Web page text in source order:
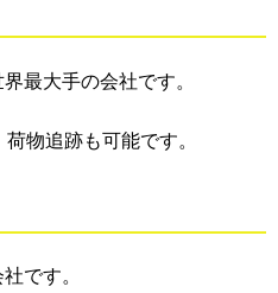
最大手の会社です。
物追跡も可能です。
です。